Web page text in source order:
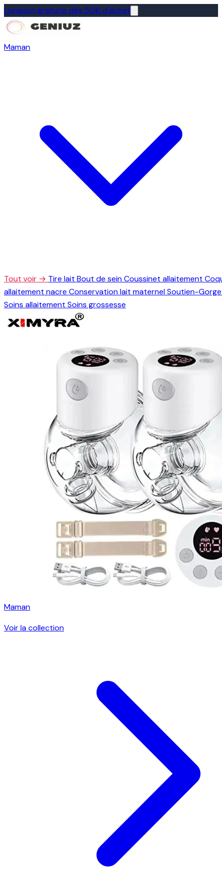
Livraison gratuite dès 50€ d'achat
Maman
Tout voir → Tire lait Bout de seinCoussinet allaitement
allaitement nacre Conservation lait maternelSoutien-
Soins allaitement Soins grossesse
Maman
Voir la collection